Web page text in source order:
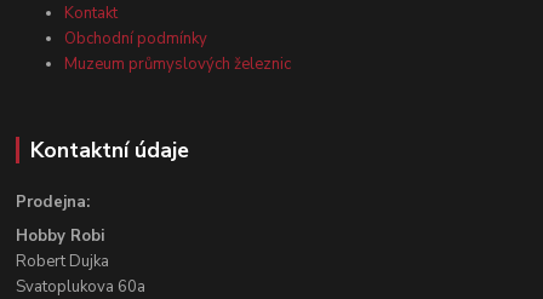
Kontakt
Obchodní podmínky
Muzeum průmyslových železnic
Kontaktní údaje
Prodejna:
Hobby Robi
Robert Dujka
Svatoplukova 60a